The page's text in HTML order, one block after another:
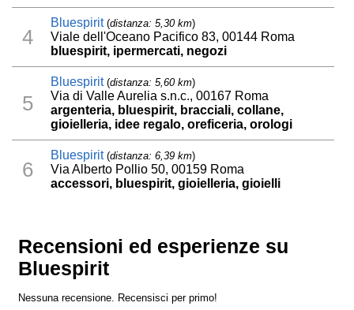
4
Bluespirit(distanza: 5,30 km)
Viale dell'Oceano Pacifico 83, 00144 Roma
bluespirit, ipermercati, negozi
5
Bluespirit(distanza: 5,60 km)
Via di Valle Aurelia s.n.c., 00167 Roma
argenteria, bluespirit, bracciali, collane,
gioielleria, idee regalo, oreficeria, orologi
6
Bluespirit(distanza: 6,39 km)
Via Alberto Pollio 50, 00159 Roma
accessori, bluespirit, gioielleria, gioielli
Recensioni ed esperienze su
Bluespirit
Nessuna recensione. Recensisci per primo!